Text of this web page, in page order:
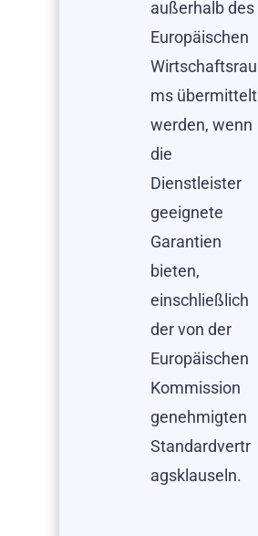
außerhalb des
Europäischen
Wirtschaftsrau
ms übermittelt
werden, wenn
die
Dienstleister
geeignete
Garantien
bieten,
einschließlich
der von der
Europäischen
Kommission
genehmigten
Standardvertr
agsklauseln.